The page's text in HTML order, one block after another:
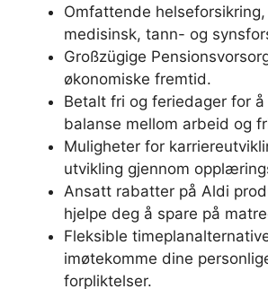
Omfattende
medisinsk, tann- og
Großzügige
økonomiske fremtid.
Betalt fri og feriedager for å
balanse mellom arbeid og
Muligheter for
utvikling gjennom
Ansatt rabatter på Aldi
hjelpe deg å spare på
Fleksible
imøtekomme dine
forpliktelser.